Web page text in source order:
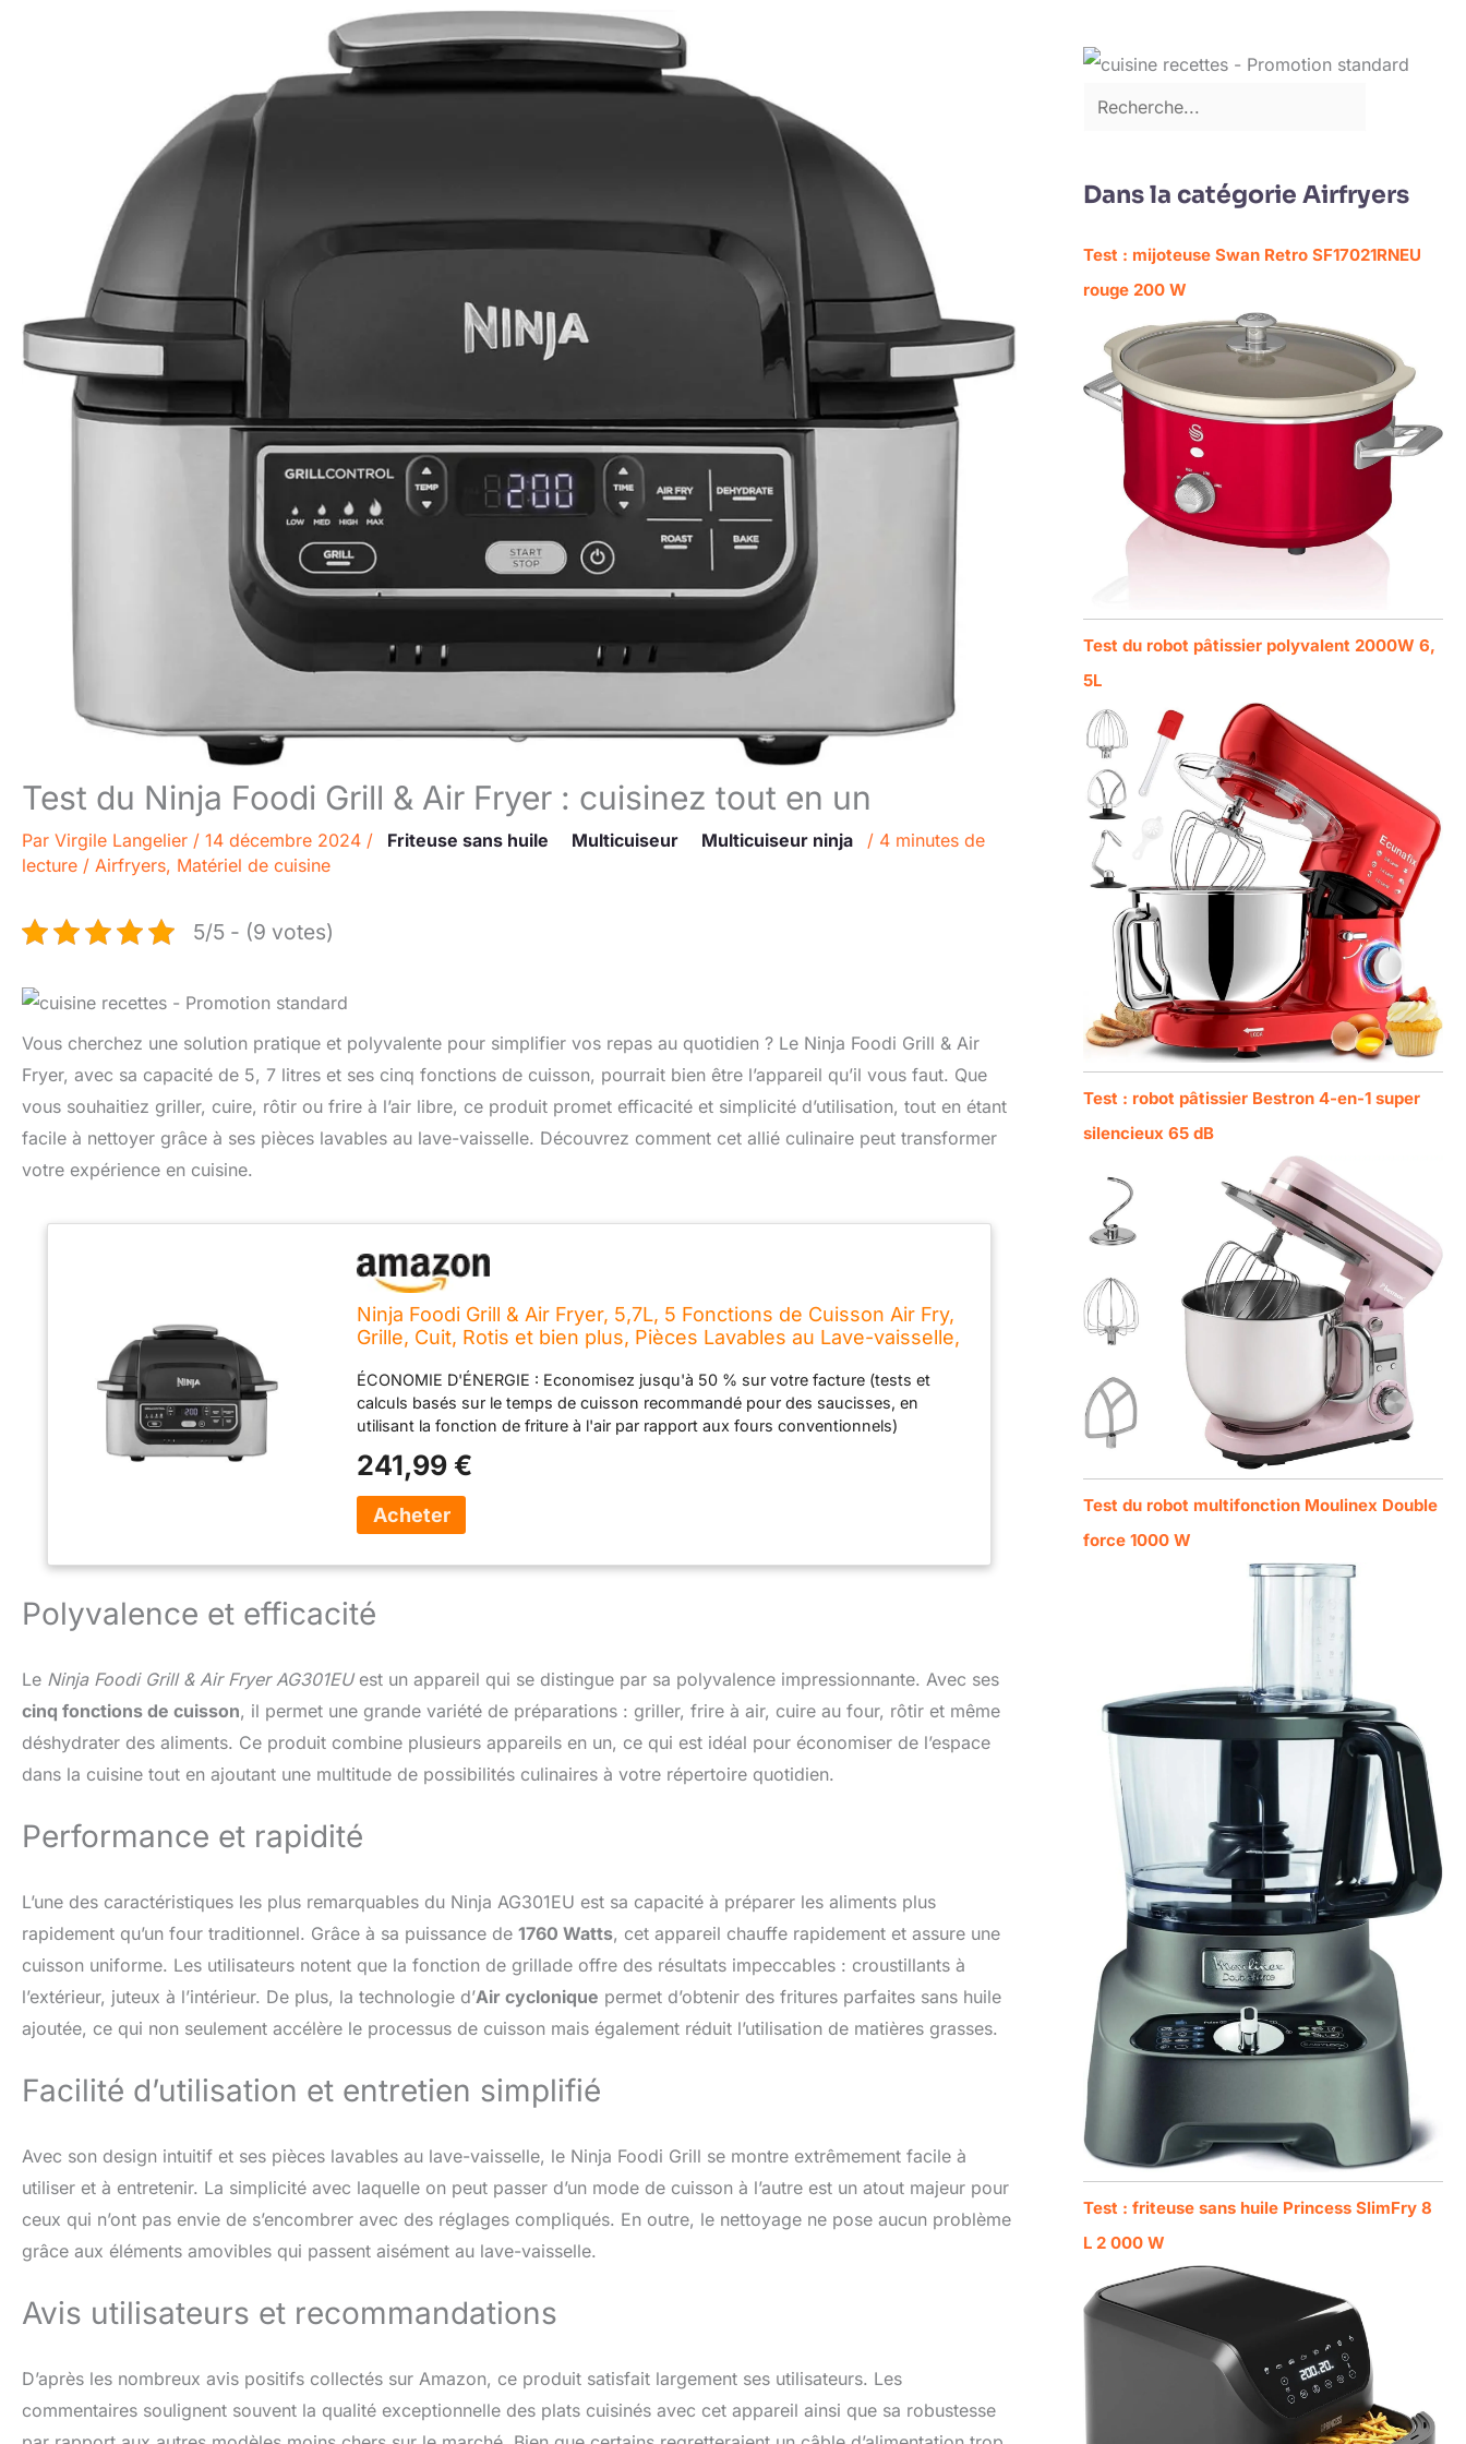
Test du Ninja Foodi Grill & Air Fryer : cuisinez tout en un
Par Virgile Langelier / 14 décembre 2024 / Friteuse sans huile Multicuiseur Multicuiseur ninja / 4 minutes de
lecture / Airfryers, Matériel de cuisine
5/5 - (9 votes)
Vous cherchez une solution pratique et polyvalente pour simplifier vos repas au quotidien ? Le Ninja Foodi Grill & Air
Fryer, avec sa capacité de 5, 7 litres et ses cinq fonctions de cuisson, pourrait bien être l’appareil qu’il vous faut. Que
vous souhaitiez griller, cuire, rôtir ou frire à l’air libre, ce produit promet efficacité et simplicité d’utilisation, tout en étant
facile à nettoyer grâce à ses pièces lavables au lave-vaisselle. Découvrez comment cet allié culinaire peut transformer
votre expérience en cuisine.
Ninja Foodi Grill & Air Fryer, 5,7L, 5 Fonctions de Cuisson Air Fry,
Grille, Cuit, Rotis et bien plus, Pièces Lavables au Lave-vaisselle,
ÉCONOMIE D'ÉNERGIE : Economisez jusqu'à 50 % sur votre facture (tests et
calculs basés sur le temps de cuisson recommandé pour des saucisses, en
utilisant la fonction de friture à l'air par rapport aux fours conventionnels)
entrées, accompagnements et des collations délicieuses - jusqu'à 75% moins de
matières grasses* (*Testés par rapport aux frites coupées à la main, frites à la
friteuse) 5 FONCTIONS POLYVALENTES : Griller, Air Fry, Cuire au four, Rôtir et
Déshydrater & FACILE À NETTOYER : Les pièces amovibles sont antiadhésives et
compatibles avec le lave-vaisselle pour un nettoyage facile SAVEURS
à la perfection. Grillez comme un pro avec la technologie d'air cyclonique et des
températures allant jusqu'à 265°C INCLUS; Ninja Foodi Grill & Air Fryer (prise EU),
Nettoyage, Pièces Lavables au Lave-Vaisselle. Couleur Gris/Argent DIMENSIONS:
H25 x L36 x P42 cm. Poids: 8,4 kg
241,99 €
Polyvalence et efficacité
Le Ninja Foodi Grill & Air Fryer AG301EUest un appareil qui se distingue par sa polyvalence impressionnante. Avec ses
cinq fonctions de cuisson, il permet une grande variété de préparations : griller, frire à air, cuire au four, rôtir et même
déshydrater des aliments. Ce produit combine plusieurs appareils en un, ce qui est idéal pour économiser de l’espace
dans la cuisine tout en ajoutant une multitude de possibilités culinaires à votre répertoire quotidien.
Performance et rapidité
L’une des caractéristiques les plus remarquables du Ninja AG301EU est sa capacité à préparer les aliments plus
rapidement qu’un four traditionnel. Grâce à sa puissance de 1760 Watts, cet appareil chauffe rapidement et assure une
cuisson uniforme. Les utilisateurs notent que la fonction de grillade offre des résultats impeccables : croustillants à
l’extérieur, juteux à l’intérieur. De plus, la technologie d’Air cyclonique permet d’obtenir des fritures parfaites sans huile
ajoutée, ce qui non seulement accélère le processus de cuisson mais également réduit l’utilisation de matières grasses.
Facilité d’utilisation et entretien simplifié
Avec son design intuitif et ses pièces lavables au lave-vaisselle, le Ninja Foodi Grill se montre extrêmement facile à
utiliser et à entretenir. La simplicité avec laquelle on peut passer d’un mode de cuisson à l’autre est un atout majeur pour
ceux qui n’ont pas envie de s’encombrer avec des réglages compliqués. En outre, le nettoyage ne pose aucun problème
grâce aux éléments amovibles qui passent aisément au lave-vaisselle.
Avis utilisateurs et recommandations
D’après les nombreux avis positifs collectés sur Amazon, ce produit satisfait largement ses utilisateurs. Les
commentaires soulignent souvent la qualité exceptionnelle des plats cuisinés avec cet appareil ainsi que sa robustesse
Dans la catégorie Airfryers
Test : mijoteuse Swan Retro SF17021RNEU
rouge 200 W
Test du robot pâtissier polyvalent 2000W 6,
5L
Test : robot pâtissier Bestron 4-en-1 super
silencieux 65 dB
Test du robot multifonction Moulinex Double
force 1000 W
Test : friteuse sans huile Princess SlimFry 8
L 2 000 W